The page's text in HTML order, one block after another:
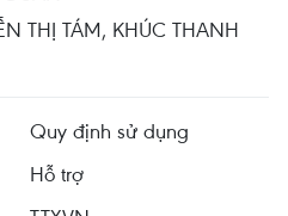
THỊ TÁM, KHÚC THANH
Quy định sử dụng
Hỗ trợ